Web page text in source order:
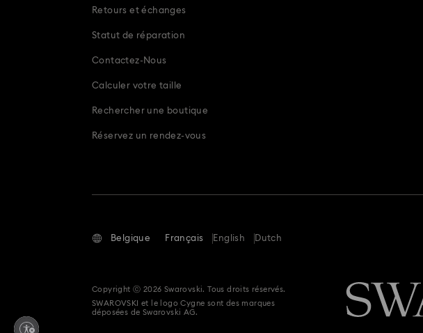
Retours et échanges
Statut de réparation
Contactez-Nous
Calculer votre taille
Rechercher une boutique
Réservez un rendez-vous
Belgique Français English Dutch
Copyright ⓒ 2026 Swarovski. Tous droits réservés.
SWAROVSKI et le logo Cygne sont des marques
déposées de Swarovski AG.